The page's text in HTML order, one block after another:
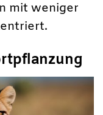
mit weniger